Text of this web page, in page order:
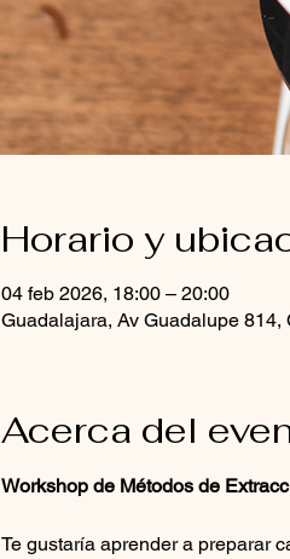
Horario y
04 feb 2026, 18:00 – 20:00
Guadalajara, Av Guadalupe
Acerca del
Workshop de Métodos de
Te gustaría aprender a preparar